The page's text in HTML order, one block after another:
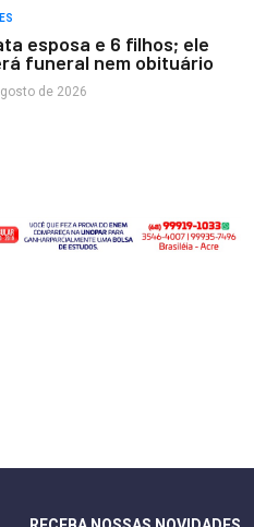
esposa e 6 filhos; ele
funeral nem obituário
de 2026